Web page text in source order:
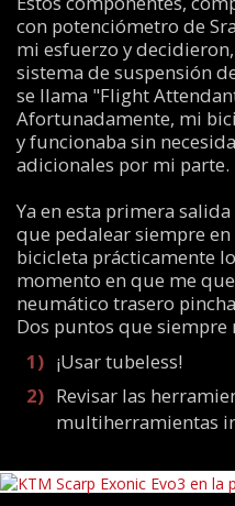
con potenciómetro de
mi esfuerzo y
sistema de suspensión
se llama "Flight
Afortunadamente, mi
y funcionaba sin
adicionales por mi parte.
Ya en esta primera
que pedalear siempre
bicicleta prácticamente
momento en que me
neumático trasero
Dos puntos que siempre
¡Usar tubeless!
Revisar las
multiherramientas